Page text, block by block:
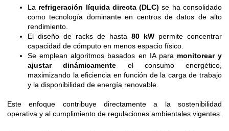
La refrigeración líquida directa (DLC) se ha consolidado
como tecnología dominante en centros de datos de alto
rendimiento.
El diseño de racks de hasta 80 kW permite concentrar
capacidad de cómputo en menos espacio físico.
Se emplean algoritmos basados en IA para monitorear y
ajustar dinámicamente el consumo energético,
maximizando la eficiencia en función de la carga de trabajo
y la disponibilidad de energía renovable.
Este enfoque contribuye directamente a la sostenibilidad
operativa y al cumplimiento de regulaciones ambientales vigentes.